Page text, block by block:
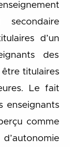
d’un
des
titulaires
Le fait
enseignants
comme